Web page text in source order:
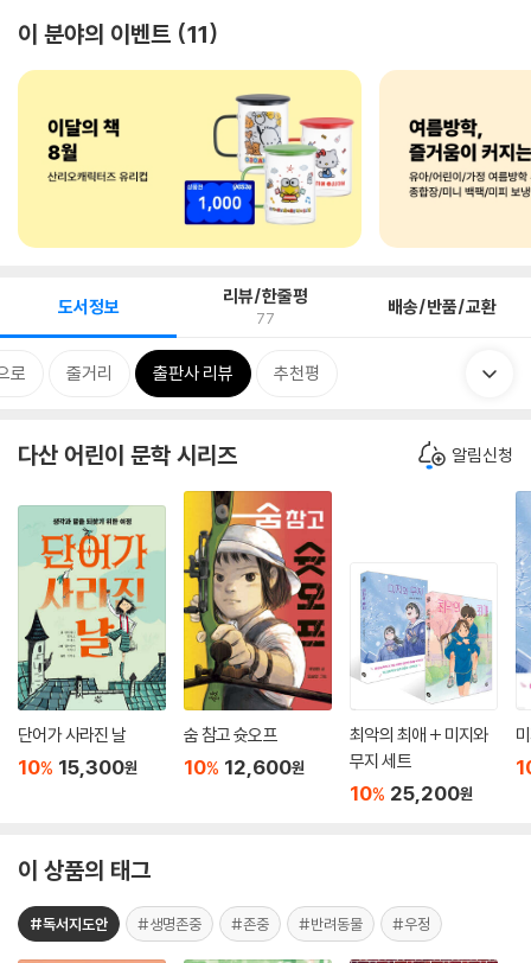
이 분야의 이벤트 11
도서정보 리뷰/한줄평
77 배송/반품/교환
로 줄거리 출판사 리뷰 추천평
다산 어린이 문학 시리즈 알림신청
단어가 사라진 날
10% 15,300원
숨 참고 슛오프
10% 12,600원
최악의 최애 + 미지와
무지 세트
10% 25,200원
이 상품의 태그
#독서지도안 #생명존중 #존중 #반려동물 #우정